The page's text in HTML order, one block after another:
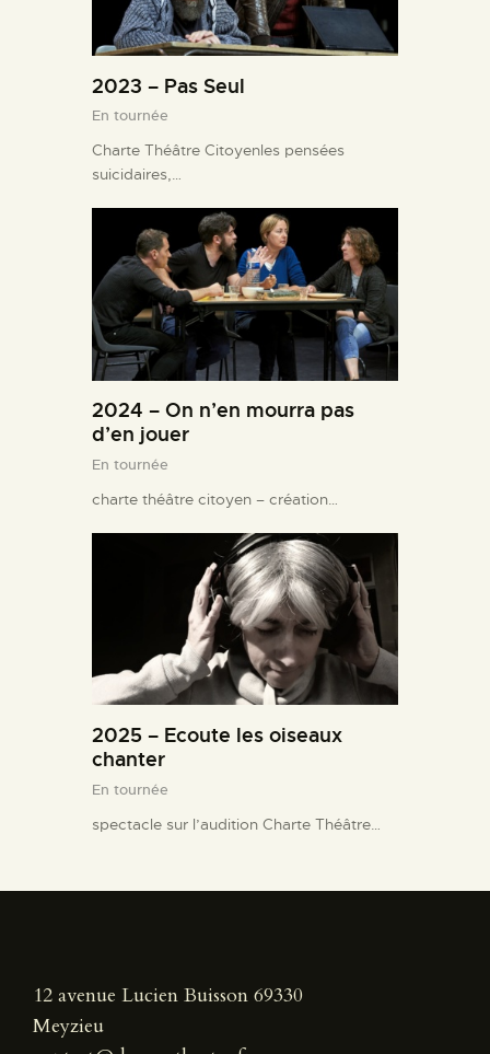
2023 – Pas Seul
En tournée
Charte Théâtre Citoyenles pensées
suicidaires,…
2024 – On n’en mourra pas
d’en jouer
En tournée
charte théâtre citoyen – création…
2025 – Ecoute les oiseaux
chanter
En tournée
spectacle sur l’audition Charte Théâtre…
12 avenue Lucien Buisson 69330
Meyzieu